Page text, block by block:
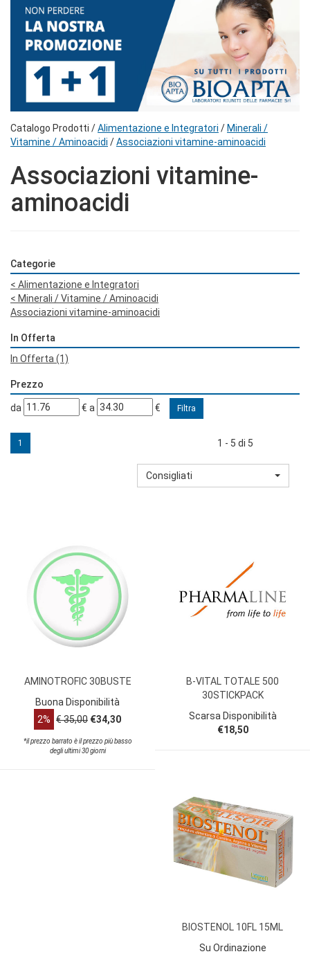
Catalogo Prodotti /Alimentazione e Integratori /Minerali /
Vitamine / Aminoacidi /Associazioni vitamine-aminoacidi
Associazioni vitamine-
aminoacidi
Categorie
< Alimentazione e Integratori
< Minerali / Vitamine / Aminoacidi
Associazioni vitamine-aminoacidi
In Offerta
In Offerta (1)
Prezzo
filtra
da € filtra
a €
1 1 - 5 di 5
Consigliati
AMINOTROFIC 30BUSTE
Buona Disponibilità
2% € 35,00 €34,30
*il prezzo barrato è il prezzo più basso
degli ultimi 30 giorni
B-VITAL TOTALE 500
30STICKPACK
Scarsa Disponibilità
€18,50
BIOSTENOL 10FL 15ML
Su Ordinazione